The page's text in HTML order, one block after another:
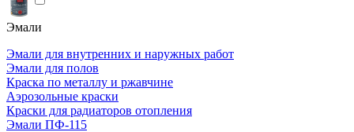
Эмали
Эмали для внутренних и наружных работ
Эмали для полов
Краска по металлу и ржавчине
Аэрозольные краски
Краски для радиаторов отопления
Эмали ПФ-115